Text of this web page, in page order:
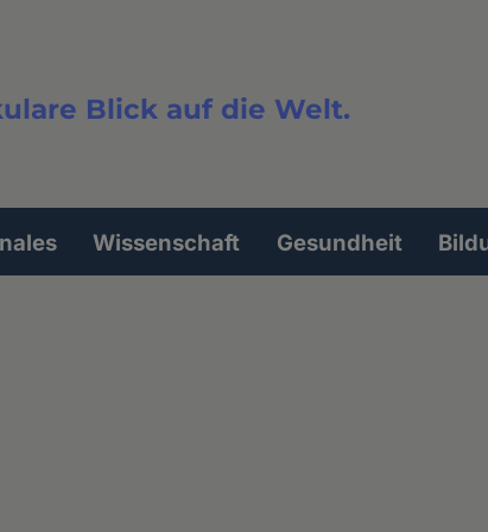
Blick auf die Welt.
Wissenschaft Gesundheit